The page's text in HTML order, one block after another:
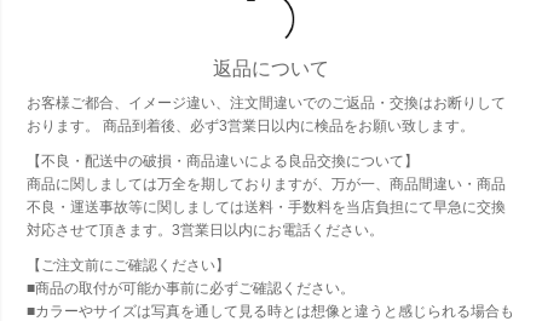
返品について
お客様ご都合、イメージ違い、注文間違いでのご返品・交換はお断りして
おります。 商品到着後、必ず3営業日以内に検品をお願い致します。
【不良・配送中の破損・商品違いによる良品交換について】
商品に関しましては万全を期しておりますが、万が一、商品間違い・商品
不良・運送事故等に関しましては送料・手数料を当店負担にて早急に交換
対応させて頂きます。3営業日以内にお電話ください。
【ご注文前にご確認ください】
■商品の取付が可能か事前に必ずご確認ください。
■カラーやサイズは写真を通して見る時とは想像と違うと感じられる場合も